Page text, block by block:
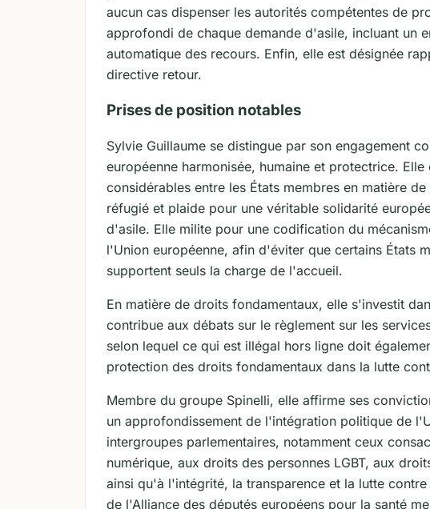
aucun cas dispenser les autorités compétentes de
approfondi de chaque demande d'asile, incluant un
automatique des recours. Enfin, elle est désignée
directive retour.
Prises de position notables
Sylvie Guillaume se distingue par son engagement
européenne harmonisée, humaine et protectrice.
considérables entre les États membres en matière
réfugié et plaide pour une véritable solidarité
d'asile. Elle milite pour une codification du
l'Union européenne, afin d'éviter que certains États
supportent seuls la charge de l'accueil.
En matière de droits fondamentaux, elle s'investit
contribue aux débats sur le règlement sur les
selon lequel ce qui est illégal hors ligne doit
protection des droits fondamentaux dans la lutte
Membre du groupe Spinelli, elle affirme ses
un approfondissement de l'intégration politique de
intergroupes parlementaires, notamment ceux
numérique, aux droits des personnes LGBT, aux
ainsi qu'à l'intégrité, la transparence et la lutte
de l'Alliance des députés européens pour la santé